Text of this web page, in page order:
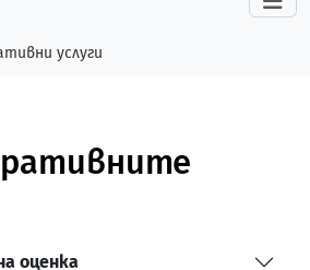
услуги
оценка